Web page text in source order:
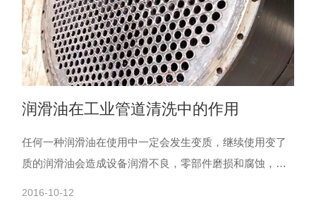
润滑油在工业管道清洗中的作用
任何一种润滑油在使用中一定会发生变质，继续使用变了
质的润滑油会造成设备润滑不良，零部件磨损和腐蚀，严
2016-10-12